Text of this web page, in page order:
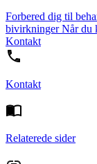
Forbered dig til
bivirkningerNår du
Kontakt
Kontakt
Relaterede sider